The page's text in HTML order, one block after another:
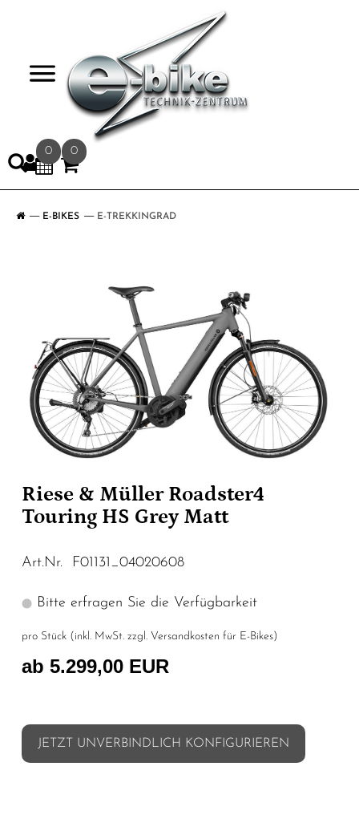
0 0
E-BIKES E-TREKKINGRAD
Riese & Müller Roadster4
Touring HS Grey Matt
Art.Nr. F01131_04020608
Bitte erfragen Sie die Verfügbarkeit
pro Stück (inkl. MwSt. zzgl. Versandkosten für E-Bikes)
ab 5.299,00 EUR
JETZT UNVERBINDLICH KONFIGURIEREN